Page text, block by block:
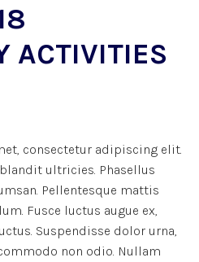
ACTIVITIES
consectetur adipiscing elit.
ultricies. Phasellus
Pellentesque mattis
Fusce luctus augue ex,
Suspendisse dolor urna,
non odio. Nullam